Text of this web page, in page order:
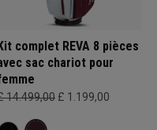
complet REVA 8 pièces
sac chariot pour
14.499,00 £ 1.199,00